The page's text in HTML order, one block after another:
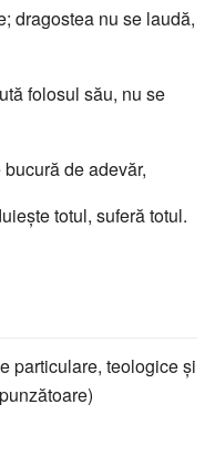
dragostea nu se laudă,
folosul său, nu se
de adevăr,
totul, suferă totul.
particulare, teologice și